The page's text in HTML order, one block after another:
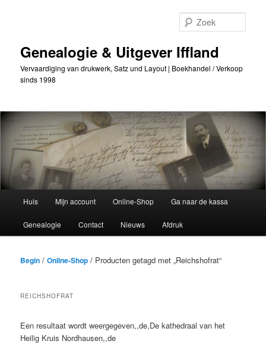
inhoudGenealogie & Uitgever Iffland
Vervaardiging van drukwerk, Satz und Layout | Boekhandel / Verkoop
sinds 1998
Huis Mijn account Online-Shop Ga naar de kassa
Genealogie Contact Nieuws Afdruk
Begin /Online-Shop / Producten getagd met „Reichshofrat“
REICHSHOFRAT
Een resultaat wordt weergegeven,,de,De kathedraal van het
Heilig Kruis Nordhausen,,de